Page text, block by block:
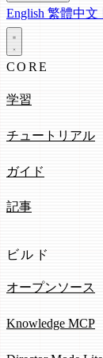
English 繁體中文
CORE
学習
チュートリアル
ガイド
記事
ビルド
オープンソース
Knowledge MCP